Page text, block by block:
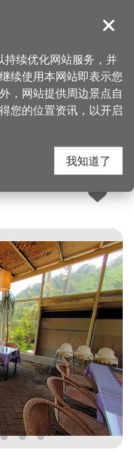
導覽
搜
人气：1.9万
关闭
续优化网站服务，并
续使用本网站即表示您
，网站提供周边景点自
您的位置资讯，以开启
我知道了